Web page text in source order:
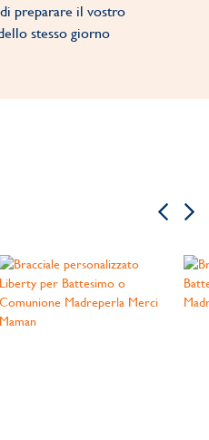
preparare il vostro
stesso giorno